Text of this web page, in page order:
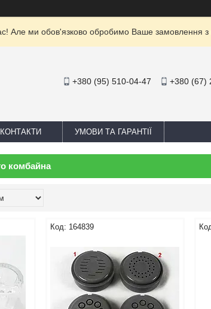
Але ми обов'язково обробимо Ваше замовлення з
+380 (95) 510-04-47 +380 (67)
КОНТАКТИ УМОВИ ТА ГАРАНТІЇ
комбайна
164839